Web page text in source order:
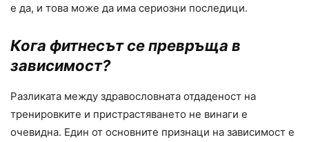
е да, и това може да има сериозни последици.
Кога фитнесът се превръща в
зависимост?
Разликата между здравословната отдаденост на
тренировките и пристрастяването не винаги е
очевидна. Един от основните признаци на зависимост е